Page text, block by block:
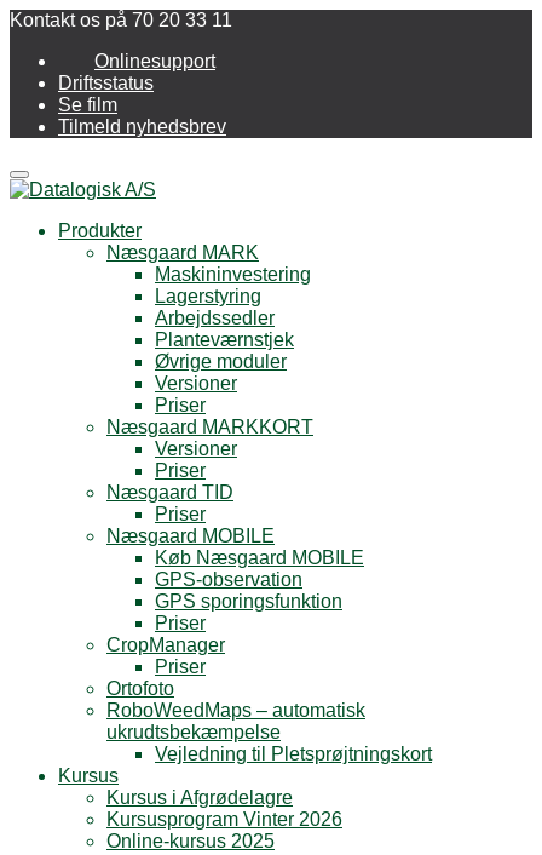
Kontakt os på 70 20 33 11
Onlinesupport
Driftsstatus
Se film
Tilmeld nyhedsbrev
Menu
Produkter
Næsgaard MARK
Maskininvestering
Lagerstyring
Arbejdssedler
Planteværnstjek
Øvrige moduler
Versioner
Priser
Næsgaard MARKKORT
Versioner
Priser
Næsgaard TID
Priser
Næsgaard MOBILE
Køb Næsgaard MOBILE
GPS-observation
GPS sporingsfunktion
Priser
CropManager
Priser
Ortofoto
RoboWeedMaps – automatisk
ukrudtsbekæmpelse
Vejledning til Pletsprøjtningskort
Kursus
Kursus i Afgrødelagre
Kursusprogram Vinter 2026
Online-kursus 2025